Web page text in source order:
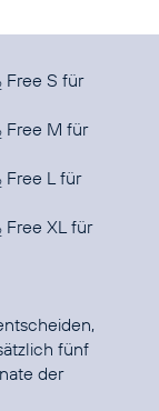
Free S für
Free M für
Free L für
Free XL für
fünf
der